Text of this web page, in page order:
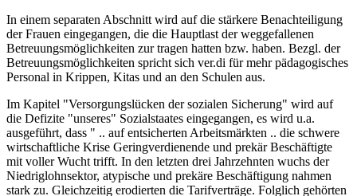
In einem separaten Abschnitt wird auf die stärkere Benachteiligung
der Frauen eingegangen, die die Hauptlast der weggefallenen
Betreuungsmöglichkeiten zur tragen hatten bzw. haben. Bezgl. der
Betreuungsmöglichkeiten spricht sich ver.di für mehr pädagogisches
Personal in Krippen, Kitas und an den Schulen aus.
Im Kapitel "Versorgungslücken der sozialen Sicherung" wird auf
die Defizite "unseres" Sozialstaates eingegangen, es wird u.a.
ausgeführt, dass " .. auf entsicherten Arbeitsmärkten .. die schwere
wirtschaftliche Krise Geringverdienende und prekär Beschäftigte
mit voller Wucht trifft. In den letzten drei Jahrzehnten wuchs der
Niedriglohnsektor, atypische und prekäre Beschäftigung nahmen
stark zu. Gleichzeitig erodierten die Tarifverträge. Folglich gehörten